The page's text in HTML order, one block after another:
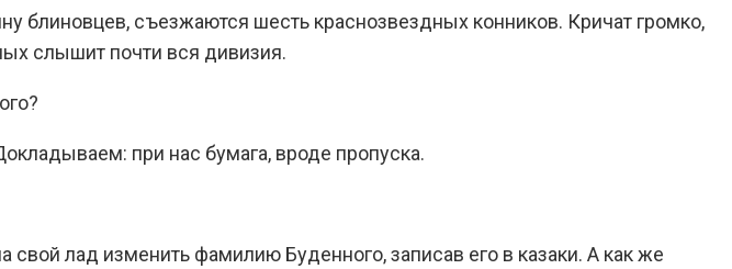
блиновцев, съезжаются шесть краснозвездных конников. Кричат громко,
слышит почти вся дивизия.
при нас бумага, вроде пропуска.
лад изменить фамилию Буденного, записав его в казаки. А как же